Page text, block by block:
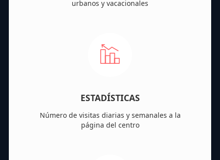
urbanos y vacacionales
ESTADÍSTICAS
Número de visitas diarias y semanales a la
página del centro